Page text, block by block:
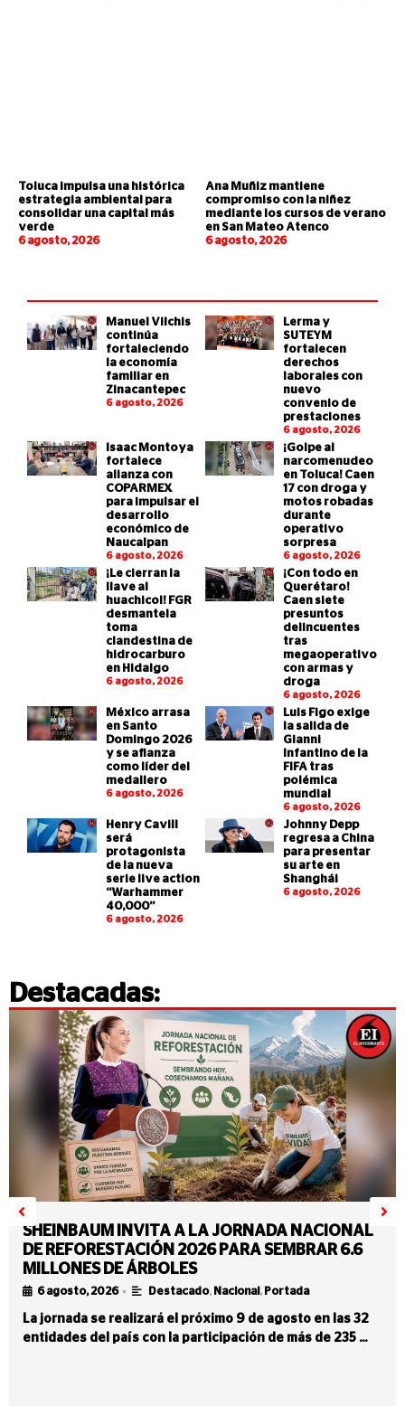
Toluca impulsa una histórica
estrategia ambiental para
consolidar una capital más
verde
6 agosto, 2026
Ana Muñiz mantiene
compromiso con la niñez
mediante los cursos de verano
en San Mateo Atenco
6 agosto, 2026
Manuel Vilchis
continúa
fortaleciendo
la economía
familiar en
Zinacantepec
6 agosto, 2026
Lerma y
SUTEYM
fortalecen
derechos
laborales con
nuevo
convenio de
prestaciones
6 agosto, 2026
Isaac Montoya
fortalece
alianza con
COPARMEX
para impulsar el
desarrollo
económico de
Naucalpan
6 agosto, 2026
¡Golpe al
narcomenudeo
en Toluca! Caen
17 con droga y
motos robadas
durante
operativo
sorpresa
6 agosto, 2026
¡Le cierran la
llave al
huachicol! FGR
desmantela
toma
clandestina de
hidrocarburo
en Hidalgo
6 agosto, 2026
¡Con todo en
Querétaro!
Caen siete
presuntos
delincuentes
tras
megaoperativo
con armas y
droga
6 agosto, 2026
México arrasa
en Santo
Domingo 2026
y se afianza
como líder del
medallero
6 agosto, 2026
Luis Figo exige
la salida de
Gianni
Infantino de la
FIFA tras
polémica
mundial
6 agosto, 2026
Henry Cavill
será
protagonista
de la nueva
serie live action
“Warhammer
40,000”
6 agosto, 2026
Johnny Depp
regresa a China
para presentar
su arte en
Shanghái
6 agosto, 2026
Destacadas:
SHEINBAUM INVITA A LA JORNADA NACIONAL
DE REFORESTACIÓN 2026 PARA SEMBRAR 6.6
MILLONES DE ÁRBOLES
6 agosto, 2026 • Destacado, Nacional , Portada
La jornada se realizará el próximo 9 de agosto en las 32
entidades del país con la participación de más de 235 …